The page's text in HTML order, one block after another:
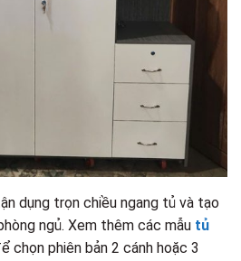
dụng trọn chiều ngang tủ và tạo
ngủ. Xem thêm các mẫu tủ
chọn phiên bản 2 cánh hoặc 3